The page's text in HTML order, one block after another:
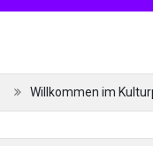
Willkommen im